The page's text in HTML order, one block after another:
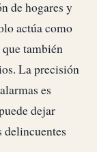
de hogares y
actúa como
también
La precisión
es
dejar
delincuentes